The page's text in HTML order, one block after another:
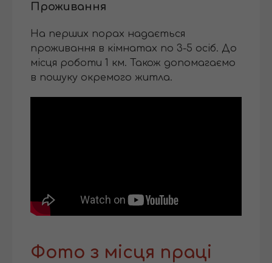
Проживання
На перших порах надається
проживання в кімнатах по 3-5 осіб. До
місця роботи 1 км. Також допомагаємо
в пошуку окремого житла.
Фото з місця праці